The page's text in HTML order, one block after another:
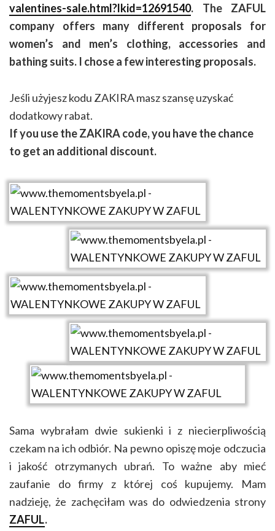
valentines-sale.html?lkid=12691540. The ZAFUL
company offers many different proposals for
women’s and men’s clothing, accessories and
bathing suits. I chose a few interesting proposals.
Jeśli użyjesz kodu ZAKIRA masz szansę uzyskać
dodatkowy rabat.
If you use the ZAKIRA code, you have the chance
to get an additional discount.
Sama wybrałam dwie sukienki i z niecierpliwością
czekam na ich odbiór. Na pewno opiszę moje odczucia
i jakość otrzymanych ubrań. To ważne aby mieć
zaufanie do firmy z której coś kupujemy. Mam
nadzieję, że zachęciłam was do odwiedzenia strony
ZAFUL.